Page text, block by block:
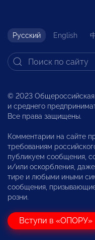
Русский English
© 2023 Общероссийская
и среднего
Все права защищены.
Комментарии на сайте
требованиям
публикуем сообщения,
и/или оскорбления,
тире и любыми иными
сообщения,
розни.
Вступи в «ОПОРУ»